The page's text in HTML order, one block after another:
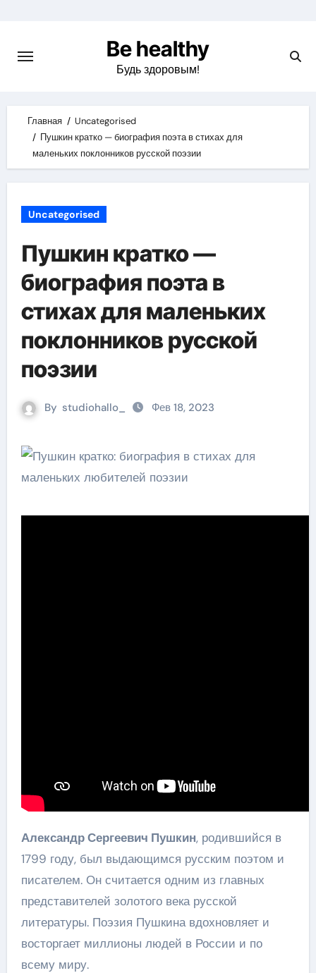
content
Be healthy
Будь здоровым!
Главная
Uncategorised
Пушкин кратко — биография поэта в стихах для
маленьких поклонников русской поэзии
Uncategorised
Пушкин кратко —
биография поэта в
стихах для маленьких
поклонников русской
поэзии
By studiohallo_ Фев 18, 2023
Александр Сергеевич Пушкин, родившийся в
1799 году, был выдающимся русским поэтом и
писателем. Он считается одним из главных
представителей золотого века русской
литературы. Поэзия Пушкина вдохновляет и
восторгает миллионы людей в России и по
всему миру.